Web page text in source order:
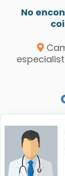
No